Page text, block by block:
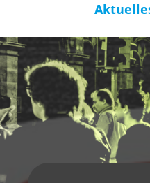
Aktuelles / Termine
Datenportal